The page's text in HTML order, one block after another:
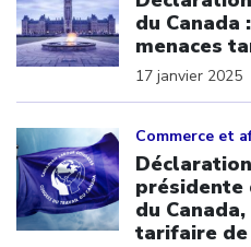
du Canada
menaces
17 janvier 2025
Commerce et
présidente
du
tarifaire de